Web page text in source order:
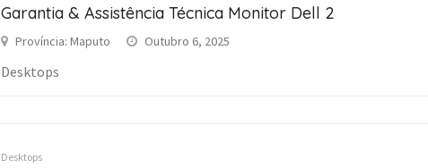
Garantia & Assistência Técnica Monitor Dell 2
Província: Maputo Outubro 6, 2025
Desktops
Desktops